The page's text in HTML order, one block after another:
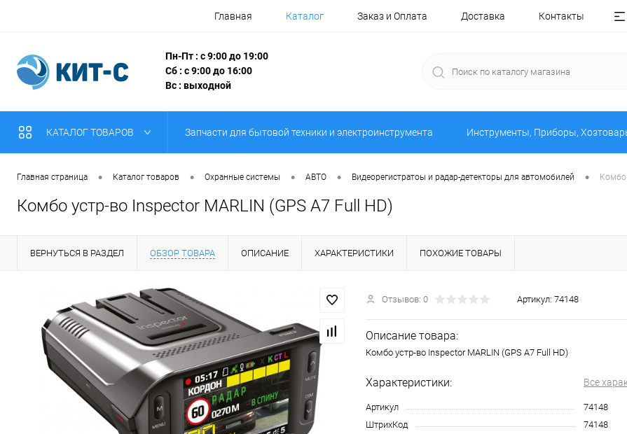
Главная Каталог Заказ и Оплата Доставка Контакты
Пн-Пт : с 9:00 до 19:00
Сб : с 9:00 до 16:00
Вс : выходной
КАТАЛОГ ТОВАРОВ Запчасти для бытовой техники и электроинструмента Инструменты, Приборы,
Главная страница • Каталог товаров • Охранные системы • АВТО • Видеорегистратоы и радар-детекторы для автомобилей • Комбо
Комбо устр-во Inspector MARLIN (GPS А7 Full HD)
ВЕРНУТЬСЯ В РАЗДЕЛ ОБЗОР ТОВАРА ОПИСАНИЕ ХАРАКТЕРИСТИКИ ПОХОЖИЕ ТОВАРЫ
Отзывов: 0 Артикул: 74148
Описание товара:
Комбо устр-во Inspector MARLIN (GPS А7 Full HD)
Характеристики: Все
Артикул
74148
ШтрихКод
74148